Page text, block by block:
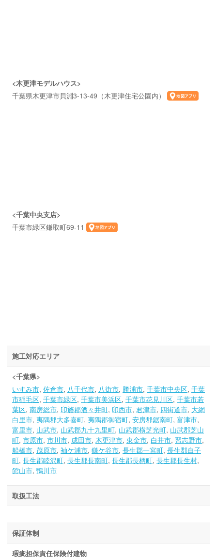
<木更津モデルハウス>
千葉県木更津市貝淵3-13-49（木更津住宅公園内）
<千葉中央支店>
千葉市緑区鎌取町69-11
施工対応エリア
<千葉県>
いすみ市 佐倉市 八千代市 八街市 勝浦市 千葉市中央区 千葉
市稲毛区 千葉市緑区 千葉市美浜区 千葉市花見川区 千葉市若
葉区 南房総市 印旛郡酒々井町 印西市 君津市 四街道市 大網
白里市 夷隅郡大多喜町 夷隅郡御宿町 安房郡鋸南町 富津市
富里市 山武市 山武郡九十九里町 山武郡横芝光町 山武郡芝山
町 市原市 市川市 成田市 木更津市 東金市 白井市 習志野市
船橋市 茂原市 袖ケ浦市 鎌ケ谷市 長生郡一宮町 長生郡白子
町 長生郡睦沢町 長生郡長南町 長生郡長柄町 長生郡長生村
館山市 鴨川市
取扱工法
保証体制
瑕疵担保責任保険付建物